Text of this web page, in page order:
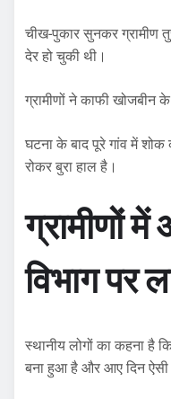
चीख-पुकार सुनकर ग्रामीण
देर हो चुकी थी।
ग्रामीणों ने काफी खोजबीन
घटना के बाद पूरे गांव में
रोकर बुरा हाल है।
ग्रामीणों
विभाग पर
स्थानीय लोगों का कहना है
बना हुआ है और आए दिन ऐसी